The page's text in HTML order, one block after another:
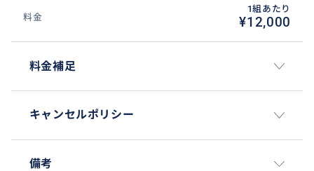
料金
1組あたり
¥12,000
料金補足
キャンセルポリシー
備考